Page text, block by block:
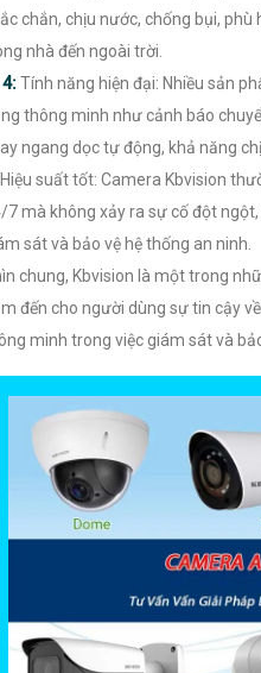
chắn, chịu nước, chống bụi,
nhà đến ngoài trời.
4:Tính năng hiện đại: Nhiều sản
thông minh như cảnh báo
ngang dọc tự động, khả năng
suất tốt: Camera Kbvision
7 mà không xảy ra sự cố đột
sát và bảo vệ hệ thống an ninh.
chung, Kbvision là một trong
đến cho người dùng sự tin cậy
minh trong việc giám sát và